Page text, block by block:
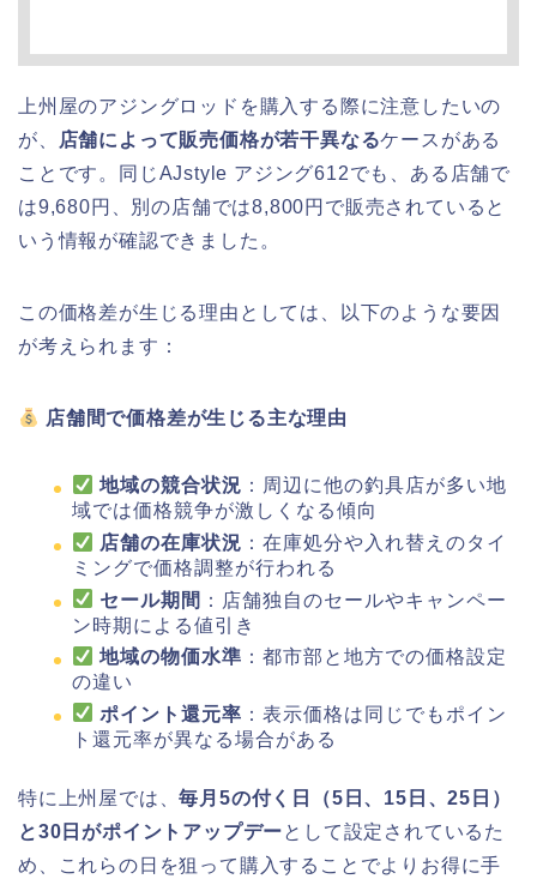
上州屋のアジングロッドを購入する際に注意したいの
が、 店舗によって販売価格が若干異なるケースがある
ことです。同じAJstyle アジング612でも、ある店舗で
は9,680円、別の店舗では8,800円で販売されていると
いう情報が確認できました。
この価格差が生じる理由としては、以下のような要因
が考えられます：
店舗間で価格差が生じる主な理由
地域の競合状況 ：周辺に他の釣具店が多い地
域では価格競争が激しくなる傾向
店舗の在庫状況 ：在庫処分や入れ替えのタイ
ミングで価格調整が行われる
セール期間 ：店舗独自のセールやキャンペー
ン時期による値引き
地域の物価水準 ：都市部と地方での価格設定
の違い
ポイント還元率 ：表示価格は同じでもポイン
ト還元率が異なる場合がある
特に上州屋では、毎月5の付く日（5日、15日、25日）
と30日がポイントアップデーとして設定されているた
め、これらの日を狙って購入することでよりお得に手